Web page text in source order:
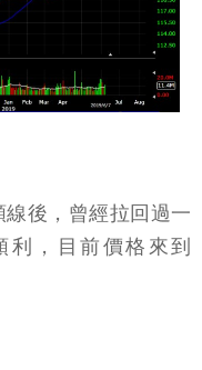
後，曾經拉回過一
，目前價格來到